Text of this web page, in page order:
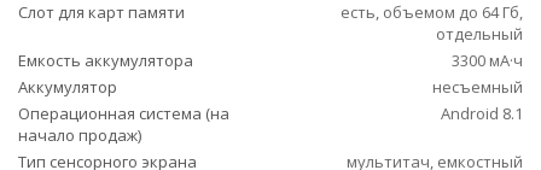
Слот для карт памяти
есть, объемом до 64 Гб,
отдельный
Емкость аккумулятора
3300 мА·ч
Аккумулятор
несъемный
Операционная система (на
начало продаж)
Android 8.1
Тип сенсорного экрана
мультитач, емкостный